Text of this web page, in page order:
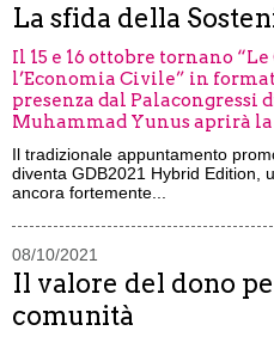
La sfida della
Il 15 e 16 ottobre tornano
l’Economia Civile” in
presenza dal
Muhammad Yunus aprirà
Il tradizionale appuntamento
diventa GDB2021 Hybrid Edition,
ancora fortemente...
08/10/2021
Il valore del dono
comunità